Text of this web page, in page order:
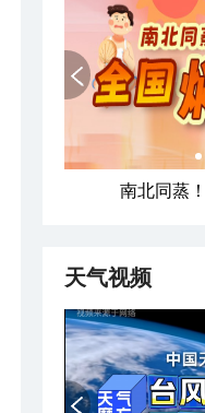
南北同蒸
天气视频